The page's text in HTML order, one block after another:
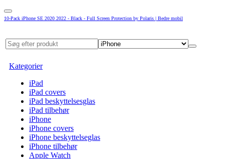
10-Pack iPhone SE 2020 2022 - Black - Full Screen Protection by Polaris | Bedre mobil
Kategorier
iPad
iPad covers
iPad beskyttelsesglas
iPad tilbehør
iPhone
iPhone covers
iPhone beskyttelseglas
iPhone tilbehør
Apple Watch